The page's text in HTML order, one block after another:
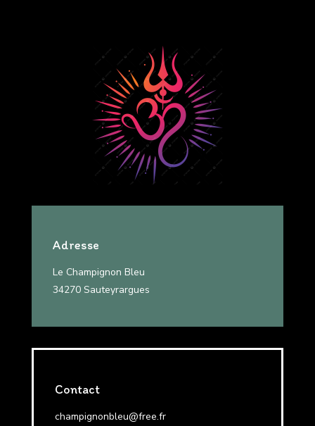
Adresse
Le Champignon Bleu
34270 Sauteyrargues
Contact
champignonbleu@free.fr